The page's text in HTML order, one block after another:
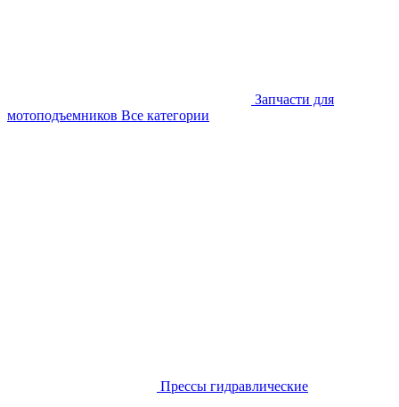
Запчасти для
мотоподъемников Все категории
Прессы гидравлические